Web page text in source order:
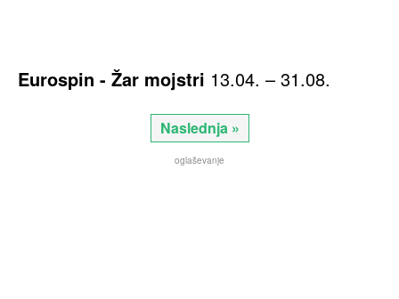
Eurospin - Žar mojstri 13.04. – 31.08.
Naslednja »
oglaševanje